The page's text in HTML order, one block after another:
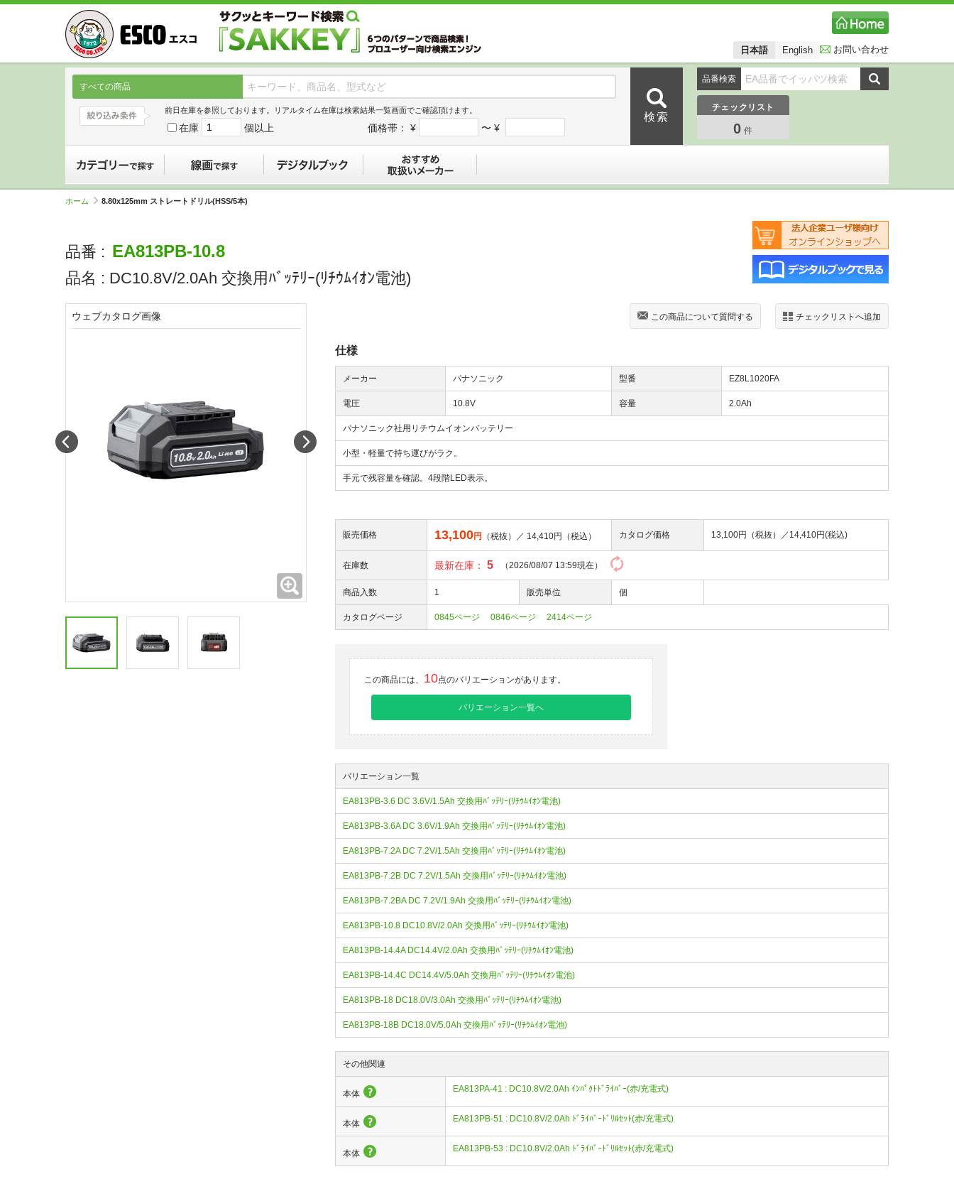
日本語 English お問い合わせ
すべての商品
前日在庫を参照しております。リアルタイム在庫は検索結果一覧画面でご確認頂けます。
在庫 個以上 価格帯： ¥ 〜 ¥
品番検索
チェックリスト
0 件
ホーム 8.80x125mm ストレートドリル(HSS/5本)
品番 : EA813PB-10.8
品名 : DC10.8V/2.0Ah 交換用ﾊﾞｯﾃﾘｰ(ﾘﾁｳﾑｲｵﾝ電池)
チェックリストへ追加
この商品について質問する
仕様
メーカー パナソニック 型番 EZ8L1020FA
電圧 10.8V 容量 2.0Ah
パナソニック社用リチウムイオンバッテリー
小型・軽量で持ち運びがラク。
手元で残容量を確認。4段階LED表示。
販売価格 13,100円 （税抜）／ 14,410円（税込） カタログ価格 13,100円（税抜）／ 14,410円(税込)
在庫数 最新在庫： 5 （2026/08/07 13:59現在）
商品入数 1 販売単位 個
カタログページ 0845ページ 0846ページ 2414ページ
この商品には、 10点のバリエーションがあります。
バリエーション一覧へ
バリエーション一覧
EA813PB-3.6 DC 3.6V/1.5Ah 交換用ﾊﾞｯﾃﾘｰ(ﾘﾁｳﾑｲｵﾝ電池)
EA813PB-3.6A DC 3.6V/1.9Ah 交換用ﾊﾞｯﾃﾘｰ(ﾘﾁｳﾑｲｵﾝ電池)
EA813PB-7.2A DC 7.2V/1.5Ah 交換用ﾊﾞｯﾃﾘｰ(ﾘﾁｳﾑｲｵﾝ電池)
EA813PB-7.2B DC 7.2V/1.5Ah 交換用ﾊﾞｯﾃﾘｰ(ﾘﾁｳﾑｲｵﾝ電池)
EA813PB-7.2BA DC 7.2V/1.9Ah 交換用ﾊﾞｯﾃﾘｰ(ﾘﾁｳﾑｲｵﾝ電池)
EA813PB-10.8 DC10.8V/2.0Ah 交換用ﾊﾞｯﾃﾘｰ(ﾘﾁｳﾑｲｵﾝ電池)
EA813PB-14.4A DC14.4V/2.0Ah 交換用ﾊﾞｯﾃﾘｰ(ﾘﾁｳﾑｲｵﾝ電池)
EA813PB-14.4C DC14.4V/5.0Ah 交換用ﾊﾞｯﾃﾘｰ(ﾘﾁｳﾑｲｵﾝ電池)
EA813PB-18 DC18.0V/3.0Ah 交換用ﾊﾞｯﾃﾘｰ(ﾘﾁｳﾑｲｵﾝ電池)
EA813PB-18B DC18.0V/5.0Ah 交換用ﾊﾞｯﾃﾘｰ(ﾘﾁｳﾑｲｵﾝ電池)
その他関連
本体 EA813PA-41 : DC10.8V/2.0Ah ｲﾝﾊﾟｸﾄﾄﾞﾗｲﾊﾞｰ(赤/充電式)
本体 EA813PB-51 : DC10.8V/2.0Ah ﾄﾞﾗｲﾊﾞｰﾄﾞﾘﾙｾｯﾄ(赤/充電式)
本体 EA813PB-53 : DC10.8V/2.0Ah ﾄﾞﾗｲﾊﾞｰﾄﾞﾘﾙｾｯﾄ(赤/充電式)
ウェブカタログ画像